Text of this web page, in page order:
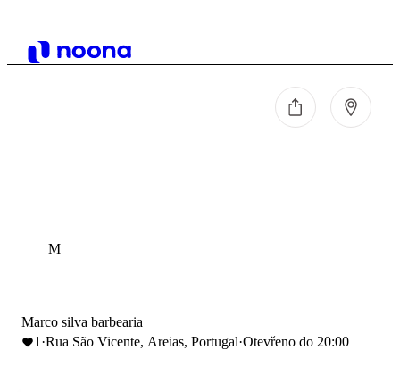
M
Marco silva barbearia
1 ·Rua São Vicente, Areias, Portugal·Otevřeno do 20:00